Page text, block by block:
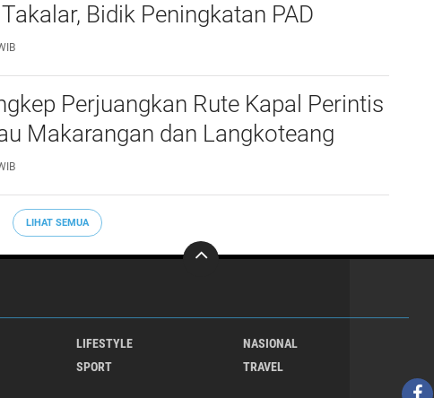
Bidik Peningkatan PAD
Perjuangkan Rute Kapal Perintis
Makarangan dan Langkoteang
LIHAT SEMUA
LIFESTYLE
NASIONAL
SPORT TRAVEL